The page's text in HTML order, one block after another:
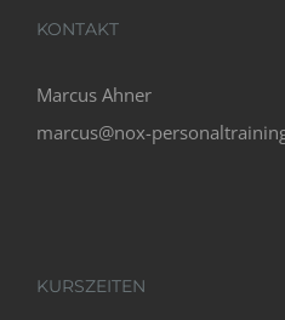
KONTAKT
Marcus Ahner
marcus@nox-
KURSZEITEN